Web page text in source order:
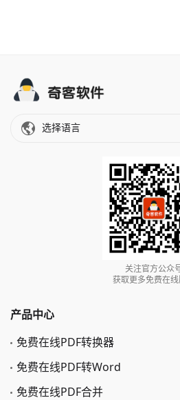
选择语言
关注官方公众
获取更多免费在
产品中心
免费在线PDF转换器
免费在线PDF转Word
免费在线PDF合并